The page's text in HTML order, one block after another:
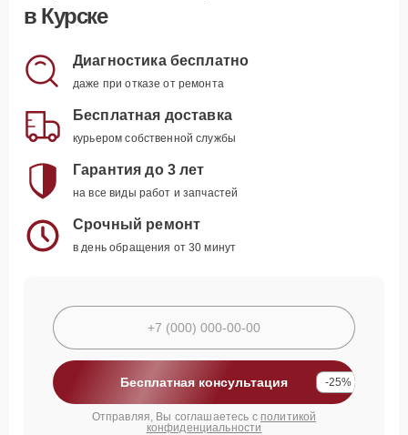
в Курске
Диагностика бесплатно
даже при отказе от ремонта
Бесплатная доставка
курьером собственной службы
Гарантия до 3 лет
на все виды работ и запчастей
Срочный ремонт
в день обращения от 30 минут
Бесплатная консультация -25%
Отправляя, Вы соглашаетесь с политикой
конфиденциальности